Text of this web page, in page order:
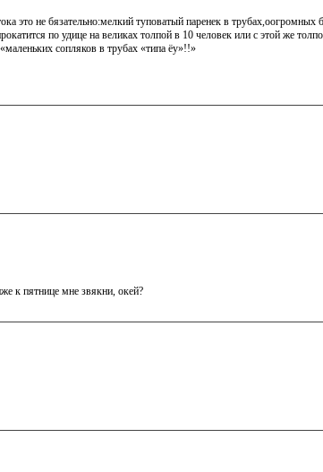
это не бязательно:мелкий туповатый паренек в
по удице на великах толпой в 10 человек или с этой же
сопляков в трубах «типа ёу»!!»
к пятнице мне звякни, окей?